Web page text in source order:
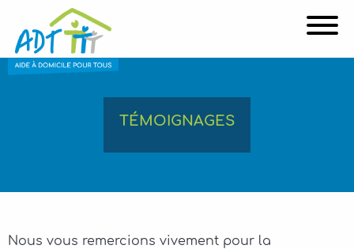
TÉMOIGNAGES
Nous vous remercions vivement pour la